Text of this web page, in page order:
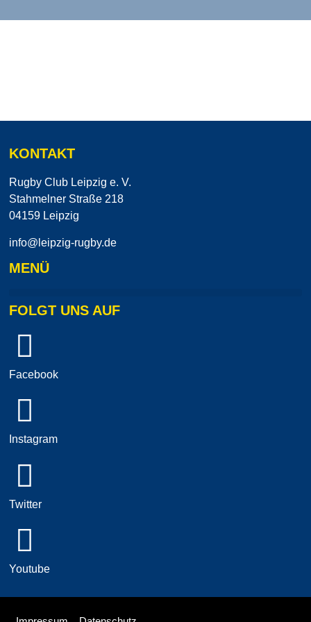
KONTAKT
Rugby Club Leipzig e. V.
Stahmelner Straße 218
04159 Leipzig
info@leipzig-rugby.de
MENÜ
FOLGT UNS AUF
Facebook
Instagram
Twitter
Youtube